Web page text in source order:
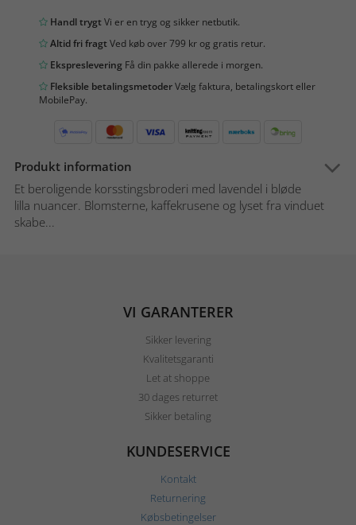
Handl trygtVi er en tryg og sikker netbutik.
Altid fri fragtVed køb over 799 kr og gratis retur.
Ekspreslevering Få din pakke allerede i morgen.
Fleksible betalingsmetoderVælg faktura, betalingskort eller
MobilePay.
Produkt information
Et beroligende korsstingsbroderi med lavendel i bløde
lilla nuancer. Blomsterne, kaffekrusene og lyset fra vinduet
skabe...
VI GARANTERER
Sikker levering
Kvalitetsgaranti
Let at shoppe
30 dages returret
Sikker betaling
KUNDESERVICE
Kontakt
Returnering
Købsbetingelser